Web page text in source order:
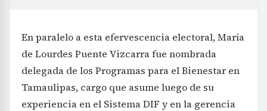
En paralelo a esta efervescencia electoral, María
de Lourdes Puente Vizcarra fue nombrada
delegada de los Programas para el Bienestar en
Tamaulipas, cargo que asume luego de su
experiencia en el Sistema DIF y en la gerencia